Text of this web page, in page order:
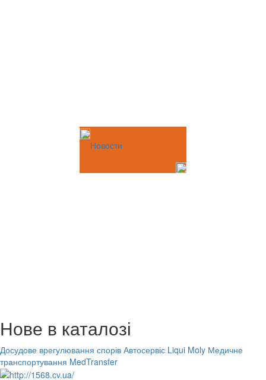
Новости
Нове в каталозі
Досудове врегулювання спорів Автосервіс Liqui Moly Медичне
транспортування MedTransfer